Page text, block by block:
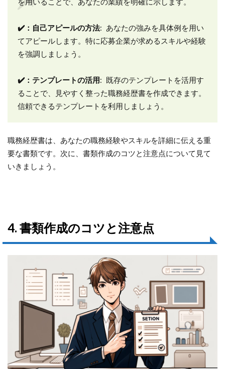
✔️：自己アピールの方法: あなたの強みを具体例を用い
てアピールします。特に応募企業が求めるスキルや経験
を強調しましょう。
✔️：テンプレートの活用 : 既存のテンプレートを活用す
ることで、見やすく整った職務経歴書を作成できます。
信頼できるテンプレートを利用しましょう。
職務経歴書は、あなたの職務経験やスキルを詳細に伝える重
要な書類です。次に、書類作成のコツと注意点について見て
いきましょう。
4. 書類作成のコツと注意点